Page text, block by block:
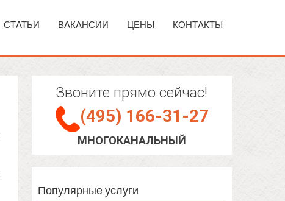
СТАТЬИ ВАКАНСИИ ЦЕНЫ КОНТАКТЫ
Звоните прямо сейчас!
(495) 166-31-27
МНОГОКАНАЛЬНЫЙ
Популярные услуги